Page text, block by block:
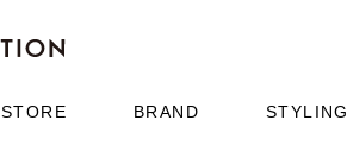
STORE BRAND STYLING